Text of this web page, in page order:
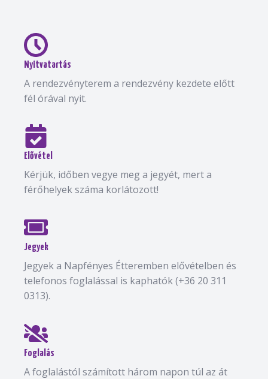
Nyitvatartás
A rendezvényterem a rendezvény kezdete előtt
fél órával nyit.
Elővétel
Kérjük, időben vegye meg a jegyét, mert a
férőhelyek száma korlátozott!
Jegyek
Jegyek a Napfényes Étteremben elővételben és
telefonos foglalással is kaphatók (+36 20 311
0313).
Foglalás
A foglalástól számított három napon túl az át